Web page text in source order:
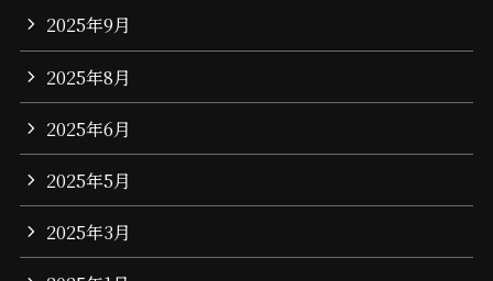
2025年9月
2025年8月
2025年6月
2025年5月
2025年3月